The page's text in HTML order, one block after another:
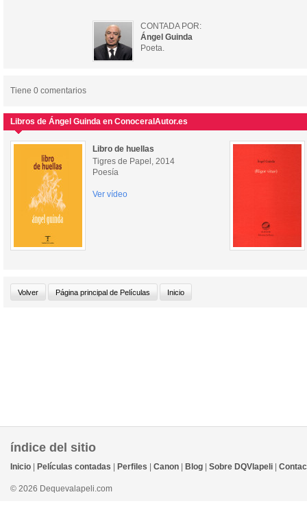
CONTADA POR:
Ángel Guinda
Poeta.
Tiene 0 comentarios
Libros de Ángel Guinda en ConoceralAutor.es
Libro de huellas
Tigres de Papel, 2014
Poesía
Ver vídeo
índice del sitio
Inicio Películas contadas Perfiles Canon Blog Sobre DQVlapeli
© 2026 Dequevalapeli.com